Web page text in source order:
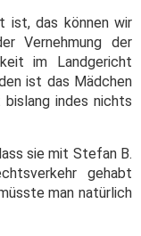
ist, das können wir
Vernehmung der
im Landgericht
ist das Mädchen
bislang indes nichts
sie mit Stefan B.
gehabt
man natürlich